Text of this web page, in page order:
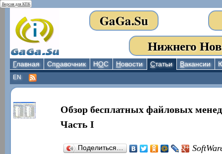
Версия для КПК
GaGa.Su
Нижнего
Главная Справочник НОС Новости Статьи Вакансии
EN
Обзор бесплатных файловых
Часть I
Поделиться…